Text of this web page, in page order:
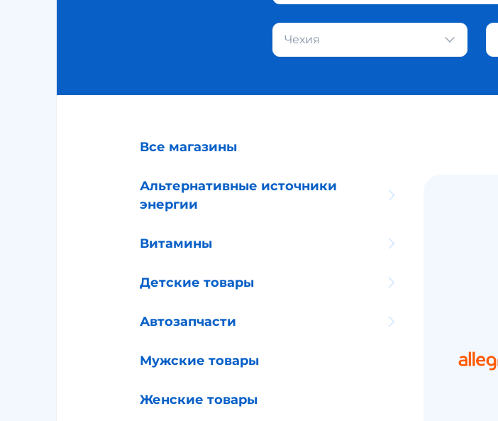
Чехия
Все магазины
Альтернативные источники
энергии
Витамины
Детские товары
Автозапчасти
Мужские товары
Женские товары